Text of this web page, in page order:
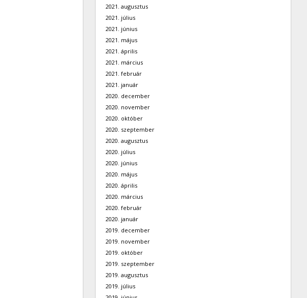
2021. augusztus
2021. július
2021. június
2021. május
2021. április
2021. március
2021. február
2021. január
2020. december
2020. november
2020. október
2020. szeptember
2020. augusztus
2020. július
2020. június
2020. május
2020. április
2020. március
2020. február
2020. január
2019. december
2019. november
2019. október
2019. szeptember
2019. augusztus
2019. július